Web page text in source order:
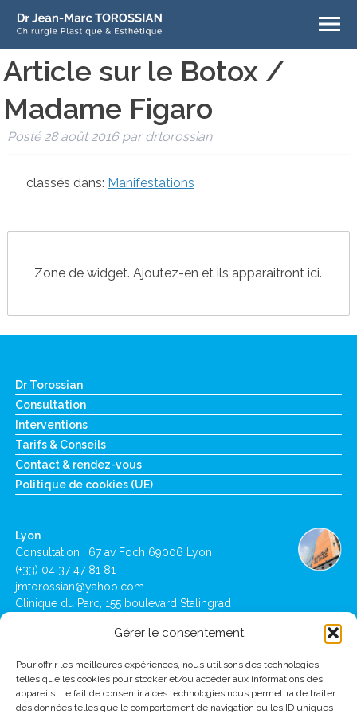
Gérer le consentement
Pour offrir les meilleures expériences, nous utilisons des technologies
telles que les cookies pour stocker et/ou accéder aux informations des
appareils. Le fait de consentir à ces technologies nous permettra de traiter
des données telles que le comportement de navigation ou les ID uniques
Article sur le Botox /
Madame Figaro
Posté 28 août 2016 par drtorossian
classés dans: Manifestations
Zone de widget. Ajoutez-en et ils apparaitront ici.
Dr Torossian
Consultation
Interventions
Tarifs & Conseils
Contact & rendez-vous
Politique de cookies (UE)
Lyon
Consultation : 67 av Foch 69006 Lyon
(+33) 04 37 47 81 81
jmtorossian@yahoo.com
Clinique du Parc, 155 boulevard Stalingrad
Lausanne
Clinique de Montchoisi : Ch des Allinges 10,
1001 Lausanne